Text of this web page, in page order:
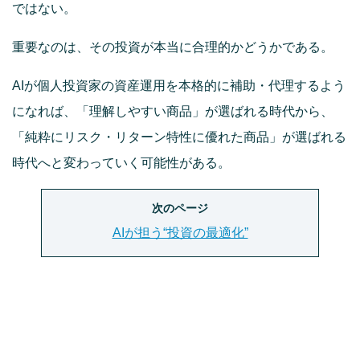
ではない。
重要なのは、その投資が本当に合理的かどうかである。
AIが個人投資家の資産運用を本格的に補助・代理するよう
になれば、「理解しやすい商品」が選ばれる時代から、
「純粋にリスク・リターン特性に優れた商品」が選ばれる
時代へと変わっていく可能性がある。
次のページ
AIが担う“投資の最適化”